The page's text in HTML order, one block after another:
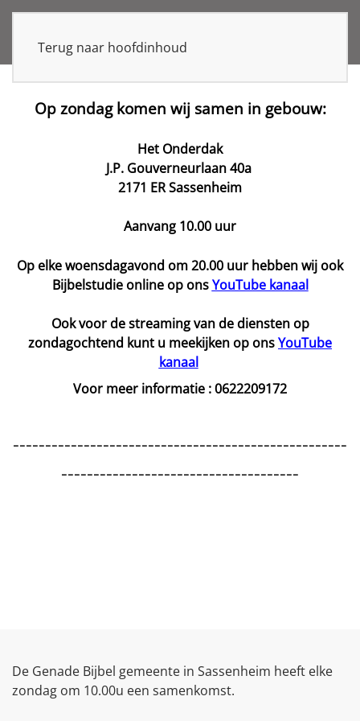
Terug naar hoofdinhoud
Op zondag komen wij samen in gebouw:
Het Onderdak
J.P. Gouverneurlaan 40a
2171 ER Sassenheim
Aanvang 10.00 uur
Op elke woensdagavond om 20.00 uur hebben wij ook
Bijbelstudie online op ons YouTube kanaal
Ook voor de streaming van de diensten op
zondagochtend kunt u meekijken op onsYouTube
kanaal
Voor meer informatie : 0622209172
----------------------------------------------------
-------------------------------------
De Genade Bijbel gemeente in Sassenheim heeft elke
zondag om 10.00u een samenkomst.